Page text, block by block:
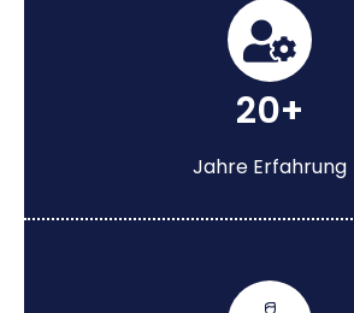
20+
Jahre Erfahrung